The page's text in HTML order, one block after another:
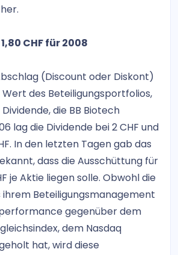
CHF für 2008
(Discount oder Diskont)
des Beteiligungsportfolios,
die BB Biotech
lag die Dividende bei 2 CHF und
In den letzten Tagen gab das
dass die Ausschüttung für
je Aktie liegen solle. Obwohl die
ihrem Beteiligungsmanagement
gegenüber dem
dem Nasdaq
hat, wird diese